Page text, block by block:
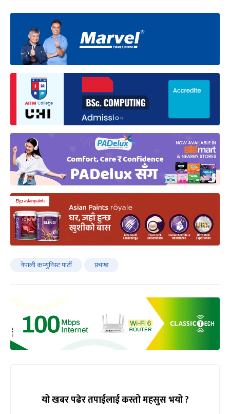
नेपाली कम्युनिस्ट पार्टी प्रचण्ड
यो खबर पढेर तपाईलाई कस्तो महसुस भयो ?